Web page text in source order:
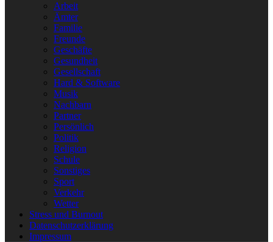
Arbeit
Ämter
Familie
Freunde
Geschäfte
Gesundheit
Gesellschaft
Hard & Software
Musik
Nachbarn
Partner
Persönlich
Politik
Religion
Schule
Sonstiges
Sport
Verkehr
Wetter
Stress und Burnout
Datenschutzerklärung
Impressum